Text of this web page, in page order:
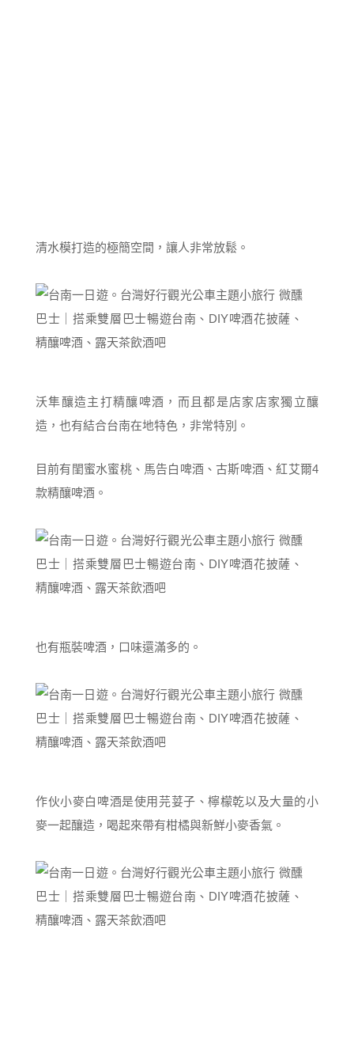
清水模打造的極簡空間，讓人非常放鬆。
沃隼釀造主打精釀啤酒，而且都是店家店家獨立釀
造，也有結合台南在地特色，非常特別。
目前有閨蜜水蜜桃、馬告白啤酒、古斯啤酒、紅艾爾4
款精釀啤酒。
也有瓶裝啤酒，口味還滿多的。
作伙小麥白啤酒是使用芫荽子、檸檬乾以及大量的小
麥一起釀造，喝起來帶有柑橘與新鮮小麥香氣。